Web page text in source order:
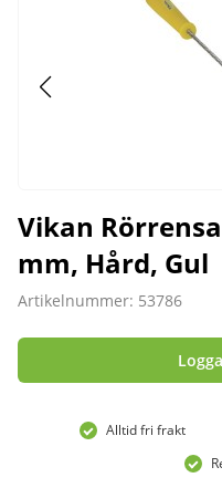
Vikan
mm, Hård, Gul
Artikelnummer: 53786
Alltid fri frakt